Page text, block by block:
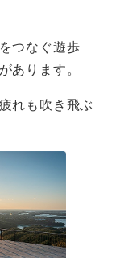
つなぐ遊歩
あります。
れも吹き飛ぶ